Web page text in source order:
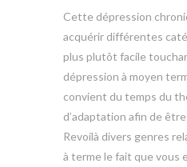
Cette dépression
acquérir différentes
plus plutôt facile
dépression à moyen
convient du temps du
d’adaptation afin de
Revoilà divers genres
à terme le fait que vous